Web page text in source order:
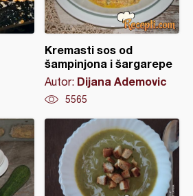
Kremasti sos od
šampinjona i šargarepe
Autor: Dijana Ademovic
5565